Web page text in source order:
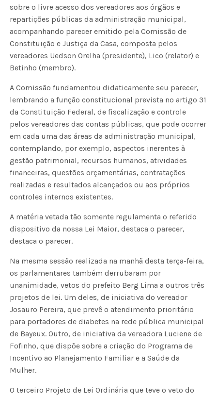
sobre o livre acesso dos vereadores aos órgãos e
repartições públicas da administração municipal,
acompanhando parecer emitido pela Comissão de
Constituição e Justiça da Casa, composta pelos
vereadores Uedson Orelha (presidente), Lico (relator) e
Betinho (membro).
A Comissão fundamentou didaticamente seu parecer,
lembrando a função constitucional prevista no artigo 31
da Constituição Federal, de fiscalização e controle
pelos vereadores das contas públicas, que pode ocorrer
em cada uma das áreas da administração municipal,
contemplando, por exemplo, aspectos inerentes à
gestão patrimonial, recursos humanos, atividades
financeiras, questões orçamentárias, contratações
realizadas e resultados alcançados ou aos próprios
controles internos existentes.
A matéria vetada tão somente regulamenta o referido
dispositivo da nossa Lei Maior, destaca o parecer,
destaca o parecer.
Na mesma sessão realizada na manhã desta terça-feira,
os parlamentares também derrubaram por
unanimidade, vetos do prefeito Berg Lima a outros três
projetos de lei. Um deles, de iniciativa do vereador
Josauro Pereira, que prevê o atendimento prioritário
para portadores de diabetes na rede pública municipal
de Bayeux. Outro, de iniciativa da vereadora Luciene de
Fofinho, que dispõe sobre a criação do Programa de
Incentivo ao Planejamento Familiar e a Saúde da
Mulher.
O terceiro Projeto de Lei Ordinária que teve o veto do